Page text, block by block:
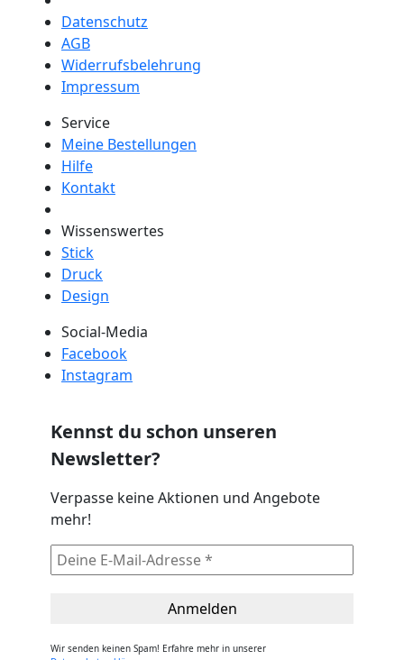
Datenschutz
AGB
Widerrufsbelehrung
Impressum
Service
Meine Bestellungen
Hilfe
Kontakt
Wissenswertes
Stick
Druck
Design
Social-Media
Facebook
Instagram
Kennst du schon unseren
Newsletter?
Verpasse keine Aktionen und Angebote
mehr!
Wir senden keinen Spam! Erfahre mehr in unserer